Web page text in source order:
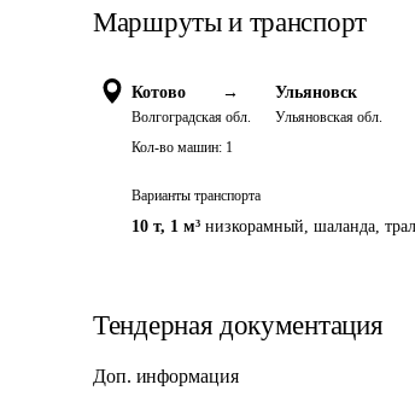
Маршруты и транспорт
Котово →
Волгоградская обл.
Ульяновск
Ульяновская обл.
Кол-во машин: 1
Варианты транспорта
10 т, 1 м³ низкорамный, шаланда,
Тендерная документация
Доп. информация